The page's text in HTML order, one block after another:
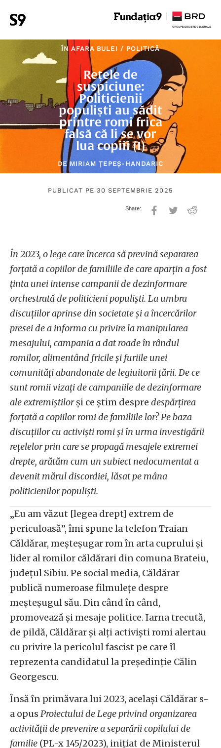
ÎN AFARA BULEI / POLITICĂ
Rețele de
suspiciune:
Politicienii
populiști au sădit
printre romi frica
falsă că li se vor
lua copiii (I)
DEMIRIAM ȚEPEȘ-HANDARIC
PUBLICAT PE 30 SEPTEMBRIE 2025
În 2023, o lege care încerca să prevină separarea
forțată a copiilor de familiile de care aparțin a fost
ținta unei intense campanii de dezinformare
orchestrată de politicieni populiști. La umbra
discuțiilor aprinse din societate și a încercărilor
presei de a informa cu privire la manipularea
mesajului, campania a dat roade în rândul
romilor, alimentând fricile și furiile unei
comunități abandonate de legiuitorii țării. De ce
sunt romii vizați de campaniile de dezinformare
ale extremiștilorși ce știm despre despărțirea
forțată a copiilor romi de familiile lor? Pe baza
discuțiilor cu activiști romi și în urma investigării
rețelelor prin care se propagă mesajele extremei
drepte, arătăm cum un subiect nedocumentat a
devenit mărul discordiei, lăsat pe mâna
politicienilor populiști.
„Eu am văzut [legea drept] extrem de
periculoasă”, îmi spune la telefon Traian
Căldărar, meșteșugar rom în arta cuprului și
lider al romilor căldărari din comuna Brateiu,
județul Sibiu. Pe social media, Căldărar
publică numeroase filmulețe despre
meșteșugul său. Din când în când,
promovează și mesaje politice. Iarna trecută,
de pildă, Căldărar și alți activiști romi alertau
cu privire la pericolul fascist pe care îl
reprezenta candidatul la președinție Călin
Georgescu.
Însă în primăvara lui 2023, același Căldărar s-
a opus Proiectului de Lege privind organizarea
activităţii de prevenire a separării copilului de
familie (PL-x 145/2023), inițiat de Ministerul